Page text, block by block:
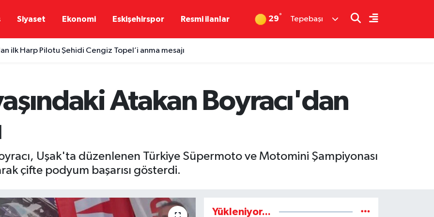
Siyaset Ekonomi Eskişehirspor Resmi ilanlar 29° Tepebaşı
ilk Harp Pilotu Şehidi Cengiz Topel’i anma mesajı
Atakan Boyracı'dan
Uşak'ta düzenlenen Türkiye Süpermoto ve Motomini Şampiyonası
çifte podyum başarısı gösterdi.
Yükleniyor...